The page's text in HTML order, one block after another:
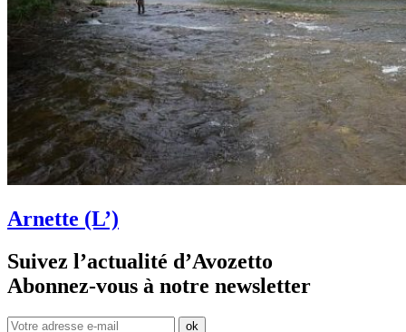
Arnette (L’)
Suivez l’actualité d’Avozetto
Abonnez-vous à notre newsletter